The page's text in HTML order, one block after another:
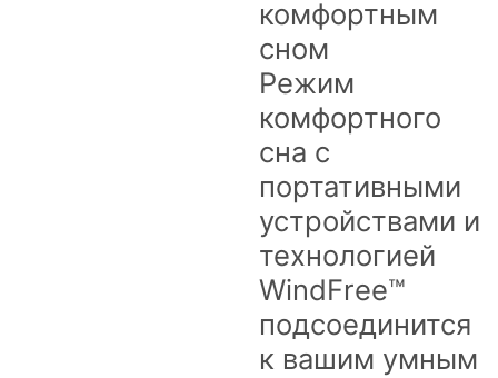
комфортным
сном
Режим
комфортного
сна с
портативными
устройствами и
технологией
WindFree™
подсоединится
к вашим умным